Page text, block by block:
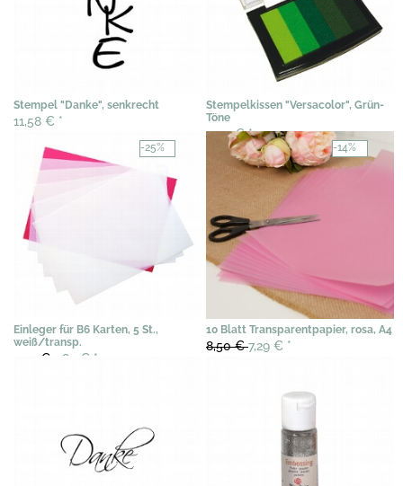
Stempel "Danke", senkrecht
11,58 € *
Stempelkissen "Versacolor", Grün-
Töne
11,17 €*
-25%
Einleger für B6 Karten, 5 St.,
weiß/transp.
2,45 € 1,85 € *
-14%
10 Blatt Transparentpapier, rosa, A4
8,50 €7,29 € *